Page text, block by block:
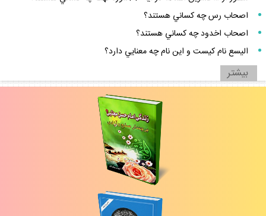
اصحاب رس چه كساني هستند؟
اصحاب اخدود چه كساني هستند؟
اليسع نام كيست و اين نام چه معنايي دارد؟
بيشتر